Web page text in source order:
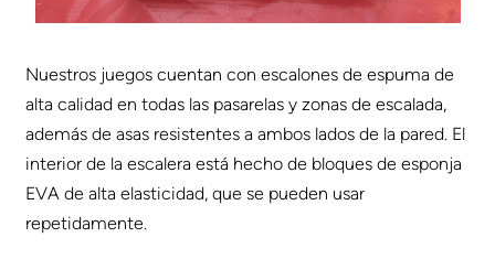
Nuestros juegos cuentan con escalones de espuma de
alta calidad en todas las pasarelas y zonas de escalada,
además de asas resistentes a ambos lados de la pared. El
interior de la escalera está hecho de bloques de esponja
EVA de alta elasticidad, que se pueden usar
repetidamente.